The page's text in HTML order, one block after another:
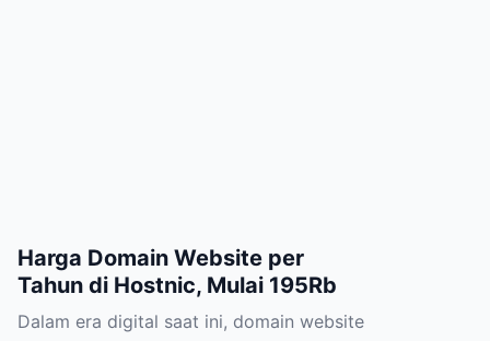
Harga Domain Website per
Tahun di Hostnic, Mulai 195Rb
Dalam era digital saat ini, domain website